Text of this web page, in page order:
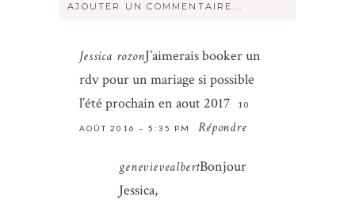
AJOUTER UN COMMENTAIRE...
Votre courriel ne sera jamais
rendu
publique Obligatoire *
Jessica rozonJ’aimerais booker un
rdv pour un mariage si possible
l’été prochain en aout 2017
10
AOÛT 2016 – 5:35 PM Répondre
genevievealbertBonjour
Jessica,